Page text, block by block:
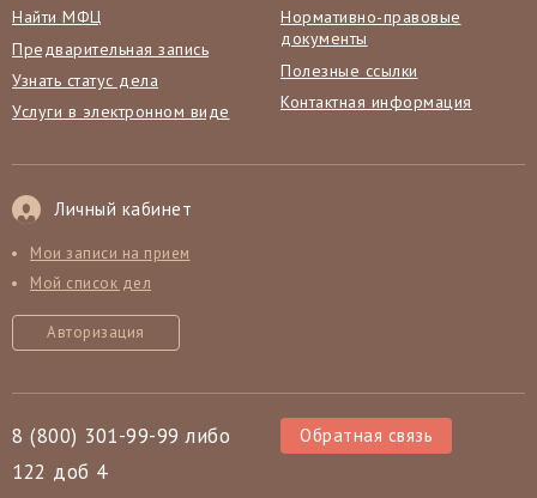
Найти МФЦ
Предварительная запись
Узнать статус дела
Услуги в электронном виде
Нормативно-правовые
документы
Полезные ссылки
Контактная информация
Личный кабинет
Мои записи на прием
Мой список дел
Авторизация
8 (800) 301-99-99 либо
122 доб 4
Обратная связь